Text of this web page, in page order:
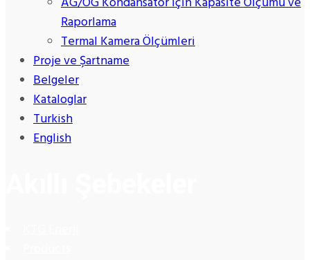
Raporlama
Termal Kamera Ölçümleri
Proje ve Şartname
Belgeler
Kataloglar
Turkish
English